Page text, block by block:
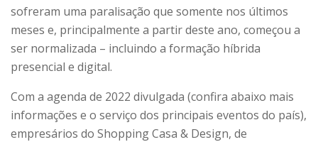
sofreram uma paralisação que somente nos últimos
meses e, principalmente a partir deste ano, começou a
ser normalizada – incluindo a formação híbrida
presencial e digital.
Com a agenda de 2022 divulgada (confira abaixo mais
informações e o serviço dos principais eventos do país),
empresários do Shopping Casa & Design, de